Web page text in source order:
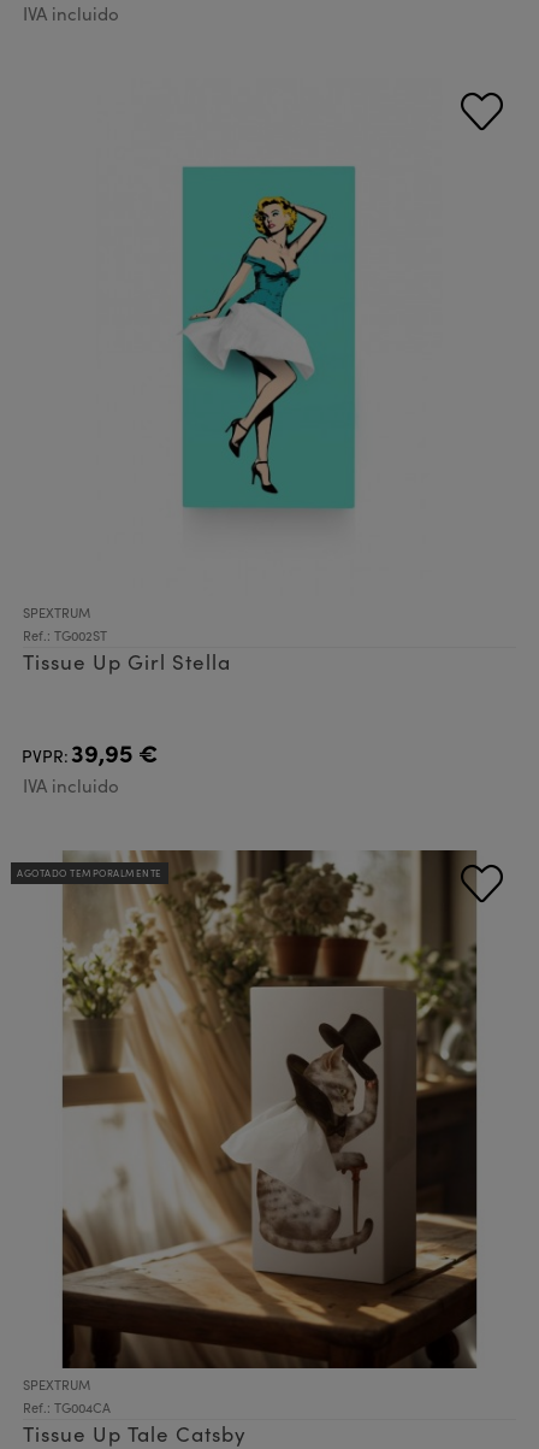
IVA incluido
SPEXTRUM
Ref.: TG002ST
Tissue Up Girl Stella
PVPR:39,95 €
IVA incluido
AGOTADO TEMPORALMENTE
SPEXTRUM
Ref.: TG004CA
Tissue Up Tale Catsby